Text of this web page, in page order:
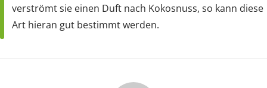
verströmt sie einen Duft nach Kokosnuss, so kann diese
Art hieran gut bestimmt werden.